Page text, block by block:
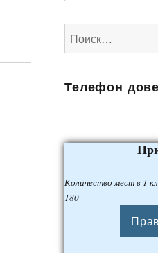
Телефон
Количество мест в 1
180